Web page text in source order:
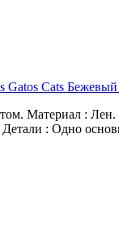
Gatos Cats Бежевый
Материал : Лен.
: Одно